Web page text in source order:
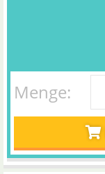
Menge: